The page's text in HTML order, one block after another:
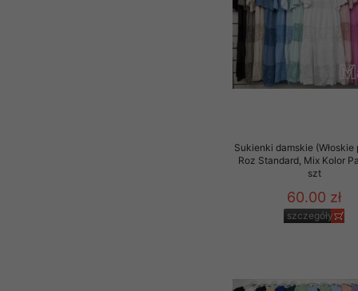
Sukienki damskie (Włoskie
Roz Standard, Mix Kolor
szt
60.00 zł
szczegóły